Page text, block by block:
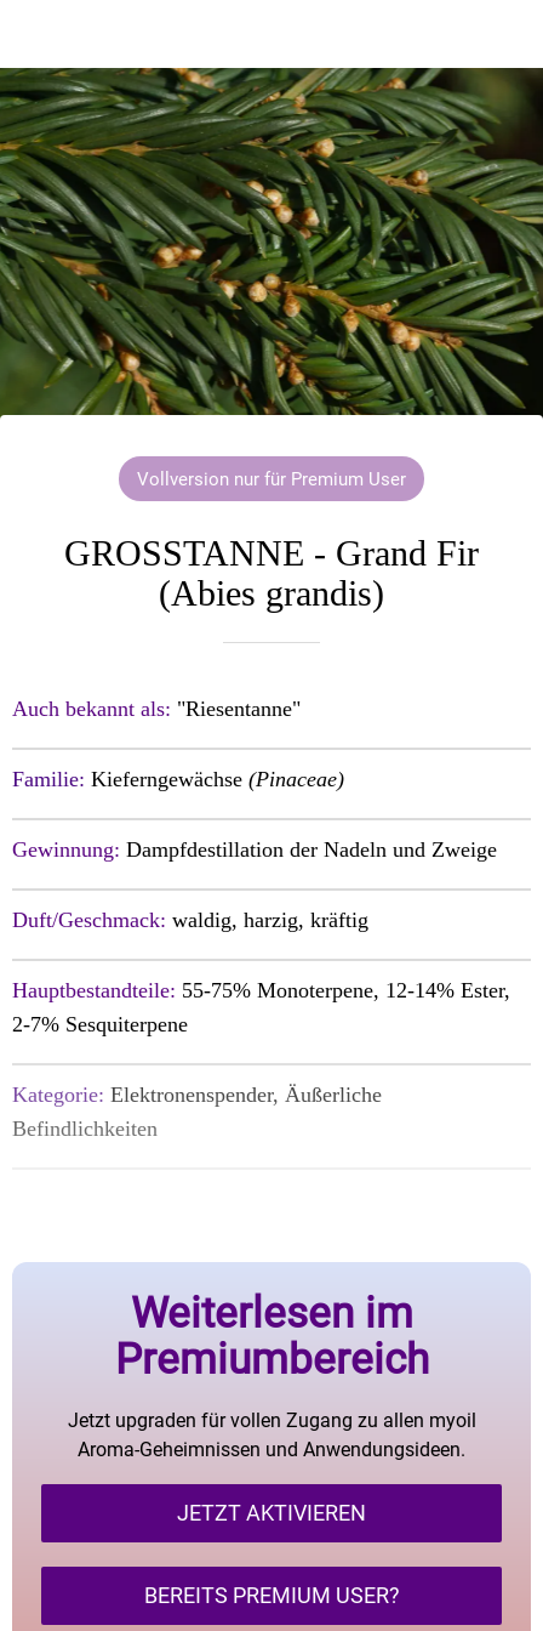
Vollversion nur für Premium User
GROSSTANNE - Grand Fir
(Abies grandis)
Auch bekannt als: "Riesentanne"
Familie: Kieferngewächse (Pinaceae)
Gewinnung: Dampfdestillation der Nadeln und Zweige
Duft/Geschmack: waldig, harzig, kräftig
Hauptbestandteile: 55-75% Monoterpene, 12-14% Ester,
2-7% Sesquiterpene
Kategorie: Elektronenspender, Äußerliche
Befindlichkeiten
Weiterlesen im
Premiumbereich
Jetzt upgraden für vollen Zugang zu allen myoil
Aroma-Geheimnissen und Anwendungsideen.
JETZT AKTIVIEREN
BEREITS PREMIUM USER?